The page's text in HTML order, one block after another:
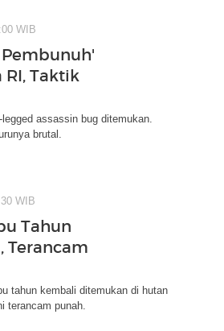
WIB
Pembunuh'
Taktik
assassin bug ditemukan.
brutal.
WIB
Tahun
Terancam
tahun kembali ditemukan di hutan
terancam punah.